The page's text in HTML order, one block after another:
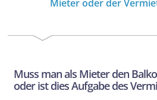
Mieter oder der
Muss man als Mieter den
oder ist dies Aufgabe des